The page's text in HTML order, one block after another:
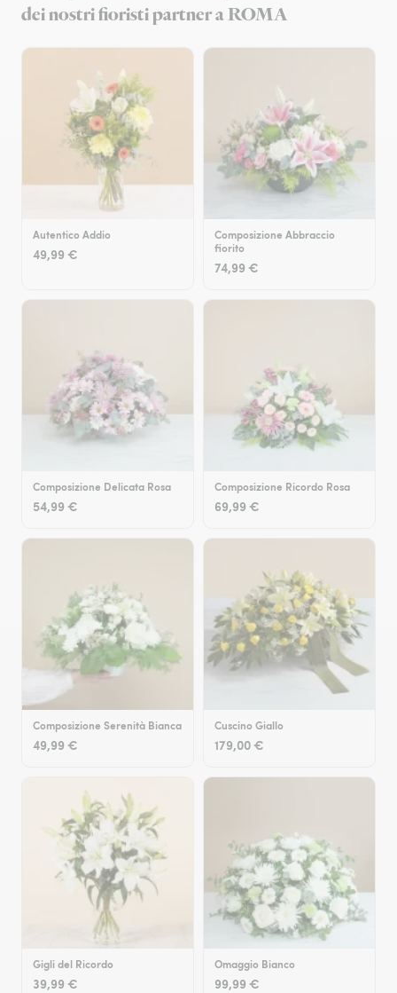
dei nostri fioristi partner a ROMA
Autentico Addio
49,99 €
Composizione Abbraccio
fiorito
74,99 €
Composizione Delicata Rosa
54,99 €
Composizione Ricordo Rosa
69,99 €
Composizione Serenità Bianca
49,99 €
Cuscino Giallo
179,00 €
Gigli del Ricordo
39,99 €
Omaggio Bianco
99,99 €